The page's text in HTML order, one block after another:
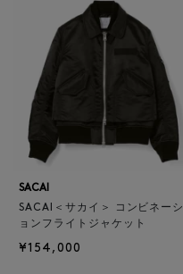
SACAI
SACAI＜サカイ＞ コンビネーシ
ョンフライトジャケット
¥154,000